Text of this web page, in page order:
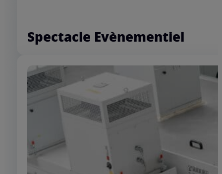
Transport / TP / Agriculture